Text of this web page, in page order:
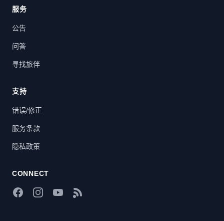
服务
公告
问答
寻找旅伴
支持
错误/修正
服务条款
隐私政策
CONNECT
FacebookInstagramYouTubeRSS Feed